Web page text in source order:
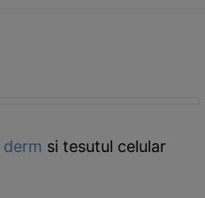
derm si tesutul celular